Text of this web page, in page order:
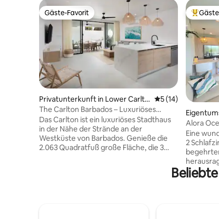
Gäste-Favorit
Gäste-Favorit
Privatunterkunft in Lower Carlto
n
Durchschnittliche
5 (14)
The Carlton Barbados – Luxuriöses
Reihenhaus
Das Carlton ist ein luxuriöses Stadthaus
in der Nähe der Strände an der
Westküste von Barbados. Genieße die
2.063 Quadratfuß große Fläche, die 3
privates Tauchbecken, eine Badewanne
rlton
Alora
dem
Eine
2
Lounge